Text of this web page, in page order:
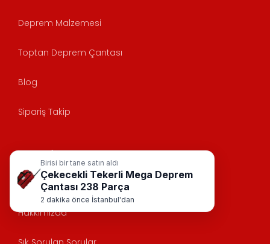
Deprem Malzemesi
Toptan Deprem Çantası
Blog
Sipariş Takip
Anasayfa
KVK
Hakkımızda
Birisi bir tane satın aldı
Çekecekli Tekerli Mega Deprem
Çantası 238 Parça
2 dakika önce İstanbul'dan